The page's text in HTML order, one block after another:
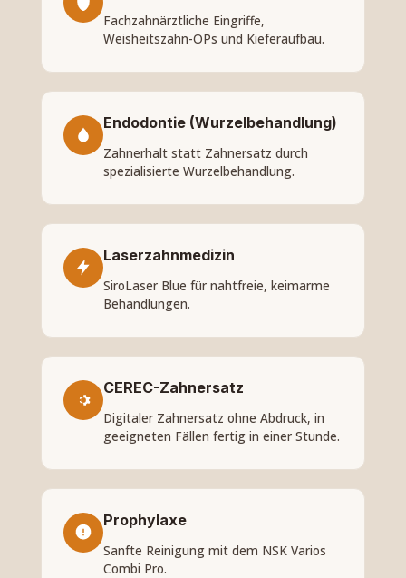
Fachzahnärztliche Eingriffe,
Weisheitszahn-OPs und Kieferaufbau.
Endodontie (Wurzelbehandlung)
Zahnerhalt statt Zahnersatz durch
spezialisierte Wurzelbehandlung.
Laserzahnmedizin
SiroLaser Blue für nahtfreie, keimarme
Behandlungen.
CEREC-Zahnersatz
Digitaler Zahnersatz ohne Abdruck, in
geeigneten Fällen fertig in einer Stunde.
Prophylaxe
Sanfte Reinigung mit dem NSK Varios
Combi Pro.